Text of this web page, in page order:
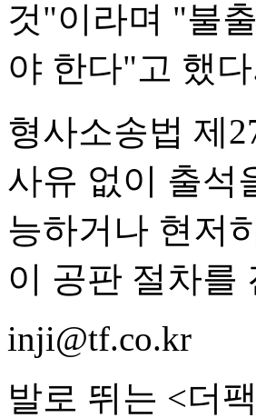
것"이라며 "불
야 한다"고 했
형사소송법 제
사유 없이 출석
능하거나 현저
이 공판 절차를
inji@tf.co.kr
발로 뛰는 <더